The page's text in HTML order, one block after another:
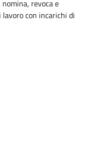
revoca e
lavoro con incarichi di